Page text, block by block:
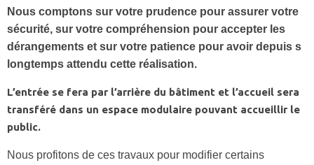
Nous comptons sur votre prudence pour assurer votre
sécurité, sur votre compréhension pour accepter les
dérangements et sur votre patience pour avoir depuis s
longtemps attendu cette réalisation.
L’entrée se fera par l’arrière du bâtiment et l’accueil sera
transféré dans un espace modulaire pouvant accueillir le
public.
Nous profitons de ces travaux pour modifier certains